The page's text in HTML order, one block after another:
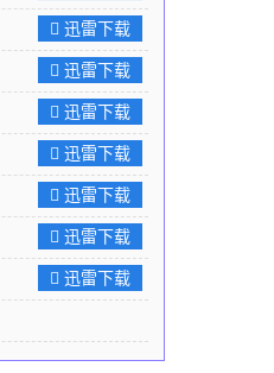
迅雷下载
迅雷下载
迅雷下载
迅雷下载
迅雷下载
迅雷下载
迅雷下载